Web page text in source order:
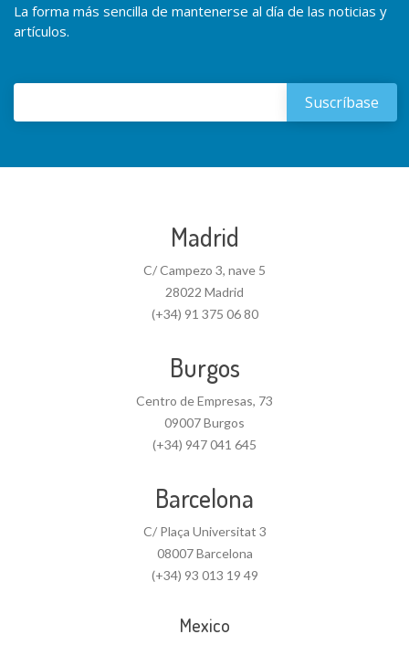
La forma más sencilla de mantenerse al día de las noticias y
artículos.
Madrid
C/ Campezo 3, nave 5
28022 Madrid
(+34) 91 375 06 80
Burgos
Centro de Empresas, 73
09007 Burgos
(+34) 947 041 645
Barcelona
C/ Plaça Universitat 3
08007 Barcelona
(+34) 93 013 19 49
Mexico